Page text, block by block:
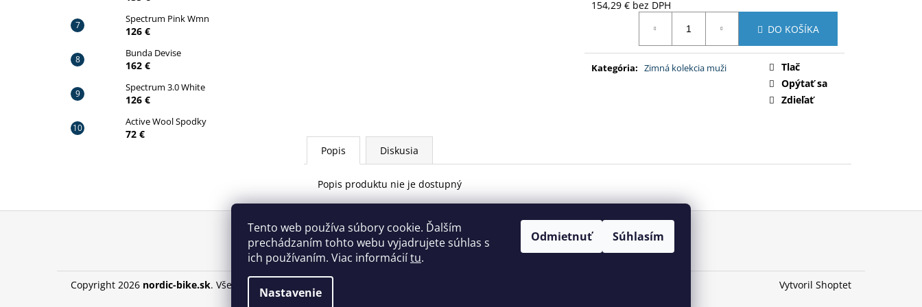
Tento web používa súbory cookie. Ďalším
prechádzaním tohto webu vyjadrujete súhlas s
ich používaním. Viac informáciítu.
Nastavenie
Odmietnuť Súhlasím
Spectrum Pink Wmn
126 €
Bunda Devise
162 €
Spectrum 3.0 White
126 €
Active Wool Spodky
72 €
154,29 € bez DPH
DO KOŠÍKA
Kategória: Zimná kolekcia muži
Tlač
Opýtať sa
Zdieľať
Popis Diskusia
Popis produktu nie je dostupný
Areál bežeckého lyžovania Levoča Nordic Centrum
Vytvoril Shoptet
Copyright 2026 nordic-bike.sk. Všetky práva vyhradené.